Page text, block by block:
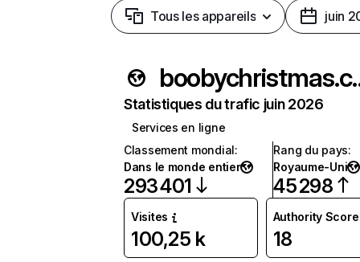
Tous les appareils juin
Statistiques du trafic juin 2026
Services en ligne
Classement mondial:
Dans le monde entier
293 401
Rang du pays:
Royaume-Uni
45 298
Visites
100,25 k
Authority Score
18